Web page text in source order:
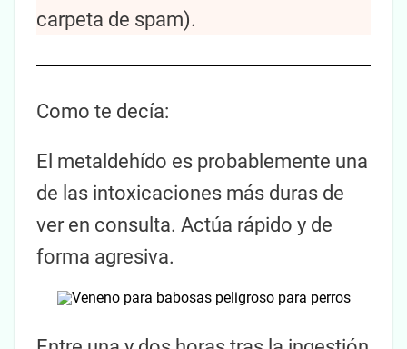
carpeta de spam).
Como te decía:
El metaldehído es probablemente una
de las intoxicaciones más duras de
ver en consulta. Actúa rápido y de
forma agresiva.